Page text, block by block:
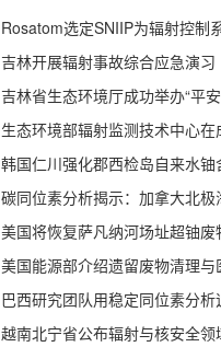
吉林开展辐射事故综合应急演习
吉林省生态环境厅成功举办“平
生态环境部辐射监测技术中心
美国将恢复萨凡纳河场址超铀废
美国能源部介绍遗留废物清理
巴西研究团队用稳定同位素分
越南北宁省公布辐射与核安全